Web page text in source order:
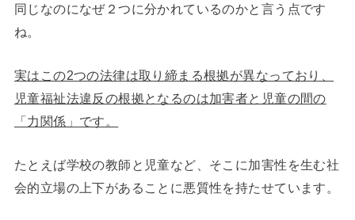
同じなのになぜ２つに分かれているのかと言う点です
ね。
実はこの2つの法律は取り締まる根拠が異なっており、
児童福祉法違反の根拠となるのは加害者と児童の間の
「力関係」です。
たとえば学校の教師と児童など、そこに加害性を生む社
会的立場の上下があることに悪質性を持たせています。